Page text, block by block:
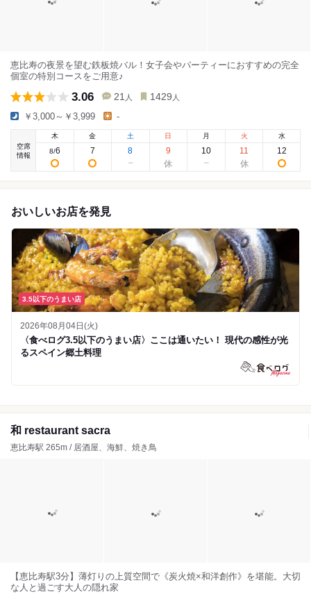
恵比寿の夜景を望む鉄板焼バル！女子会やパーティーにおすすめの完全
個室の特別コースをご用意♪
3.06 21 人 1429 人
￥3,000～￥3,999 -
空席
情報
木
8/6
金
7
土
8
日
9
月
10
火
11
水
12
おいしいお店を発見
3.5以下のうまい店
2026年08月04日(火)
〈食べログ3.5以下のうまい店〉ここは通いたい！ 現代の感性が光
るスペイン郷土料理
和 restaurant sacra
恵比寿駅 265m / 居酒屋、海鮮、焼き鳥
【恵比寿駅3分】薄灯りの上質空間で《炭火焼×和洋創作》を堪能。大切
な人と過ごす大人の隠れ家